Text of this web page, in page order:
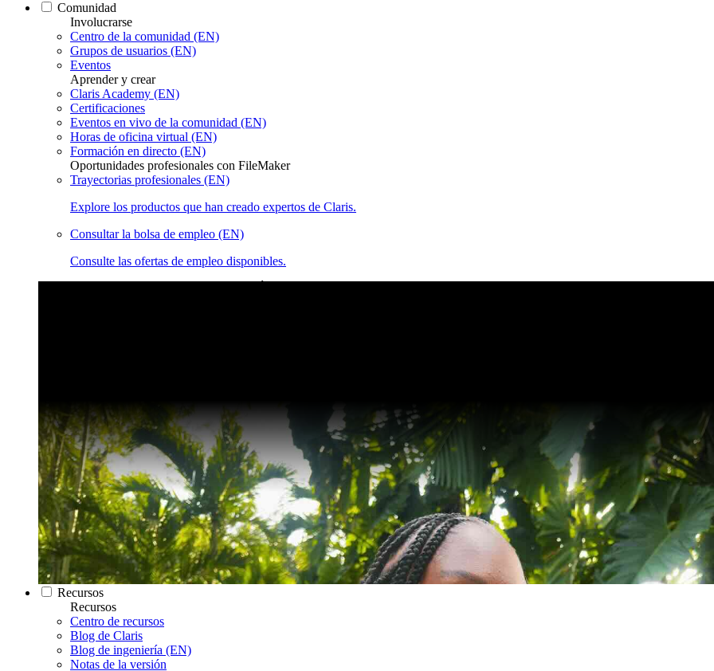
Comunidad
Involucrarse
Centro de la comunidad (EN)
Grupos de usuarios (EN)
Eventos
Aprender y crear
Claris Academy (EN)
Certificaciones
Eventos en vivo de la comunidad (EN)
Horas de oficina virtual (EN)
Formación en directo (EN)
Oportunidades profesionales con FileMaker
Trayectorias profesionales (EN)
Explore los productos que han creado expertos de Claris.
Consultar la bolsa de empleo (EN)
Consulte las ofertas de empleo disponibles.
Recursos
Recursos
Centro de recursos
Blog de Claris
Blog de ingeniería (EN)
Notas de la versión